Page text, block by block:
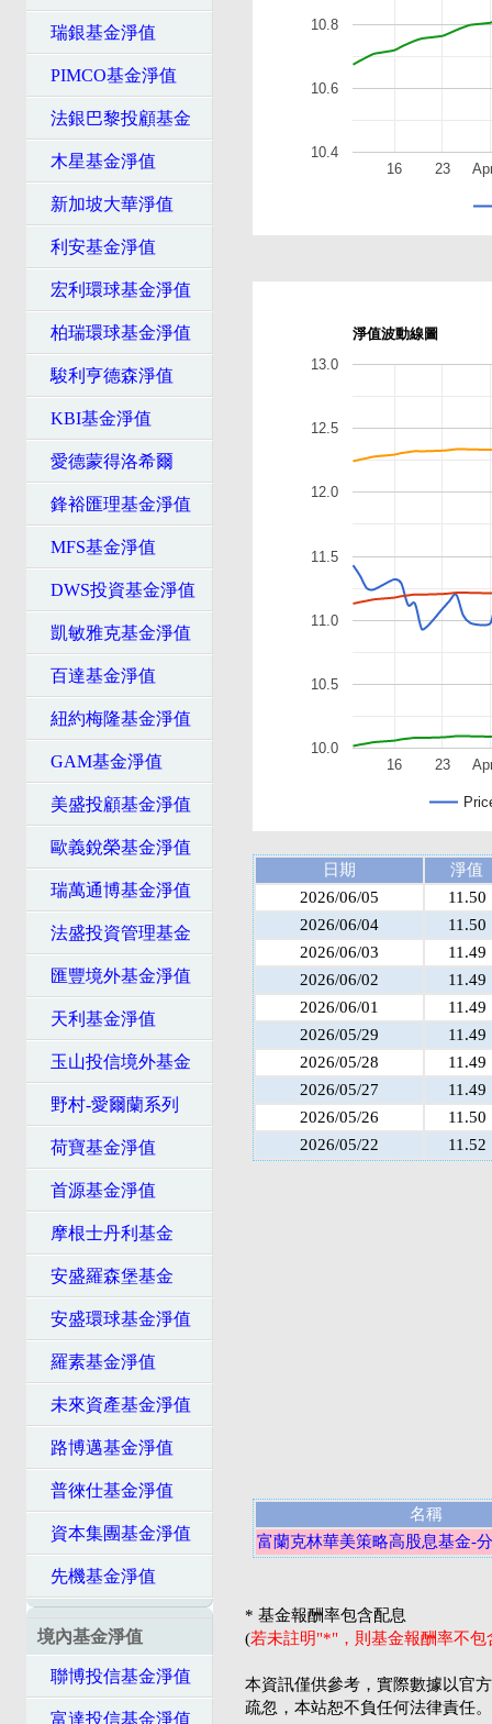
瑞銀基金淨值
PIMCO基金淨值
法銀巴黎投顧基金
木星基金淨值
新加坡大華淨值
利安基金淨值
宏利環球基金淨值
柏瑞環球基金淨值
駿利亨德森淨值
KBI基金淨值
愛德蒙得洛希爾
鋒裕匯理基金淨值
MFS基金淨值
DWS投資基金淨值
凱敏雅克基金淨值
百達基金淨值
紐約梅隆基金淨值
GAM基金淨值
美盛投顧基金淨值
歐義銳榮基金淨值
瑞萬通博基金淨值
法盛投資管理基金
匯豐境外基金淨值
天利基金淨值
玉山投信境外基金
野村-愛爾蘭系列
荷寶基金淨值
首源基金淨值
摩根士丹利基金
安盛羅森堡基金
安盛環球基金淨值
羅素基金淨值
未來資產基金淨值
路博邁基金淨值
普徠仕基金淨值
資本集團基金淨值
先機基金淨值
境內基金淨值
聯博投信基金淨值
富達投信基金淨值
16 23
10.4
10.6
10.8
淨值波動線圖
16 23
10.0
10.5
11.0
11.5
12.0
12.5
13.0
日期
淨值
2026/06/05
11.50
2026/06/04
11.50
2026/06/03
11.49
2026/06/02
11.49
2026/06/01
11.49
2026/05/29
11.49
2026/05/28
11.49
2026/05/27
11.49
2026/05/26
11.50
2026/05/22
11.52
名稱
富蘭克林華美策略高股息基金-
* 基金報酬率包含配息
(若未註明"*"，則基金報酬率不
本資訊僅供參考，實際數據以官
疏忽，本站恕不負任何法律責任。